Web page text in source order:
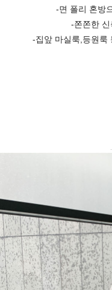
-면 폴리 혼방
-쫀쫀한
-집앞 마실룩,등원룩